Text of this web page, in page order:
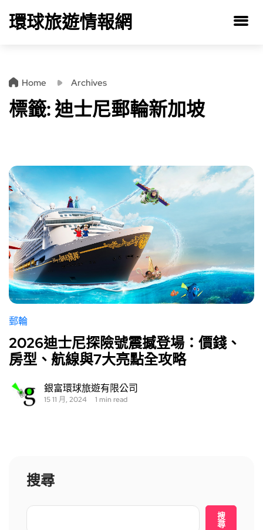
環球旅遊情報網
Home Archives
標籤:迪士尼郵輪新加坡
郵輪
2026迪士尼探險號震撼登場：價錢、
房型、航線與7大亮點全攻略
銀富環球旅遊有限公司
15 11 月, 2024 1 min read
搜尋
搜
尋